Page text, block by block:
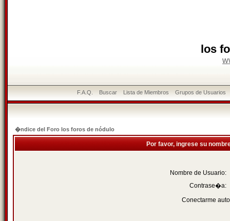
los
F.A.Q. Buscar Lista de Miembros Grupos de Usuarios
�ndice del Foro los foros de nódulo
Por favor, ingrese su
Nombre de Usuario:
Contrase�a:
Conectarme